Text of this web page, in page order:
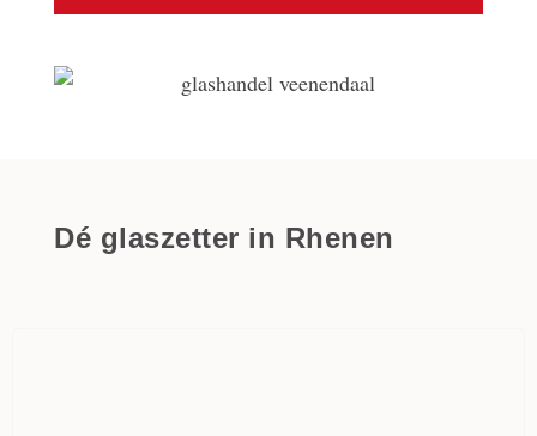
Dé glaszetter in Rhenen